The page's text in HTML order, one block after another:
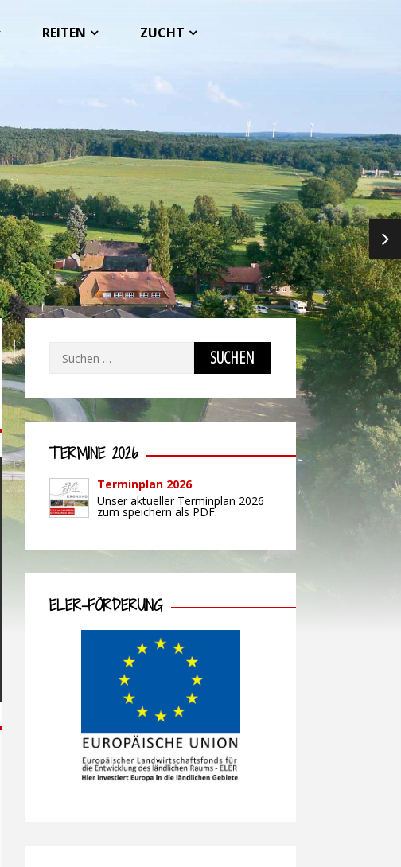
REITEN ZUCHT
Suchen
TERMINE 2026
Terminplan 2026
Unser aktueller Terminplan 2026
zum speichern als PDF.
ELER-FÖRDERUNG